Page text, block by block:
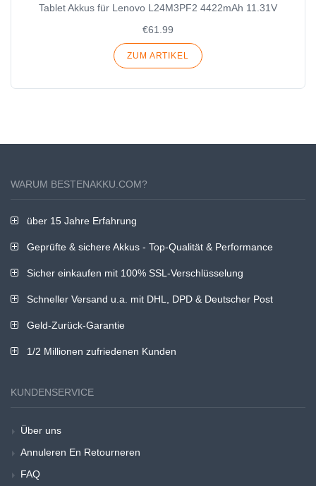
Tablet Akkus für Lenovo L24M3PF2 4422mAh 11.31V
€61.99
ZUM ARTIKEL
WARUM BESTENAKKU.COM?
über 15 Jahre Erfahrung
Geprüfte & sichere Akkus - Top-Qualität & Performance
Sicher einkaufen mit 100% SSL-Verschlüsselung
Schneller Versand u.a. mit DHL, DPD & Deutscher Post
Geld-Zurück-Garantie
1/2 Millionen zufriedenen Kunden
KUNDENSERVICE
Über uns
Annuleren En Retourneren
FAQ